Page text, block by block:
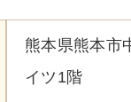
熊本県熊本市
イツ1階